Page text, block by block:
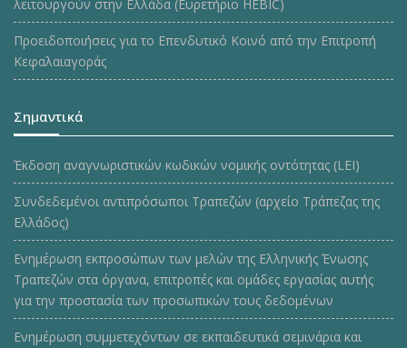
λειτουργούν στην Ελλάδα (Ευρετήριο HEBIC)
Προειδοποιήσεις για το Επενδυτικό Κοινό από την Επιτροπή
Κεφαλαιαγοράς
Σημαντικά
Έκδοση αναγνωριστικών κωδικών νομικής οντότητας (LEI)
Συνδεδεμένοι αντιπρόσωποι Τραπεζών (αρχείο Τράπεζας της
Ελλάδος)
Ενημέρωση εκπροσώπων των μελών της Ελληνικής Ένωσης
Τραπεζών στα όργανα, επιτροπές και ομάδες εργασίας αυτής
για την προστασία των προσωπικών τους δεδομένων
Ενημέρωση συμμετεχόντων σε εκπαιδευτικά σεμινάρια και